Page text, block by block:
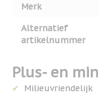
Merk
Alternatief
artikelnummer
Plus- en
Milieuvriendelijk